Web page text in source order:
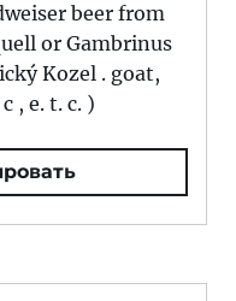
beer from
or Gambrinus
Kozel . goat,
, e. t. c. )